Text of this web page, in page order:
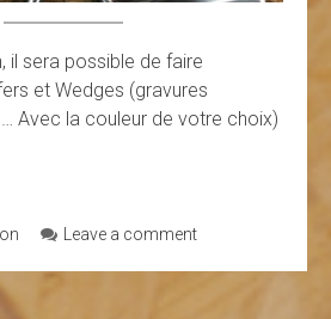
il sera possible de faire
et Wedges (gravures
Avec la couleur de votre choix)
Leave a comment